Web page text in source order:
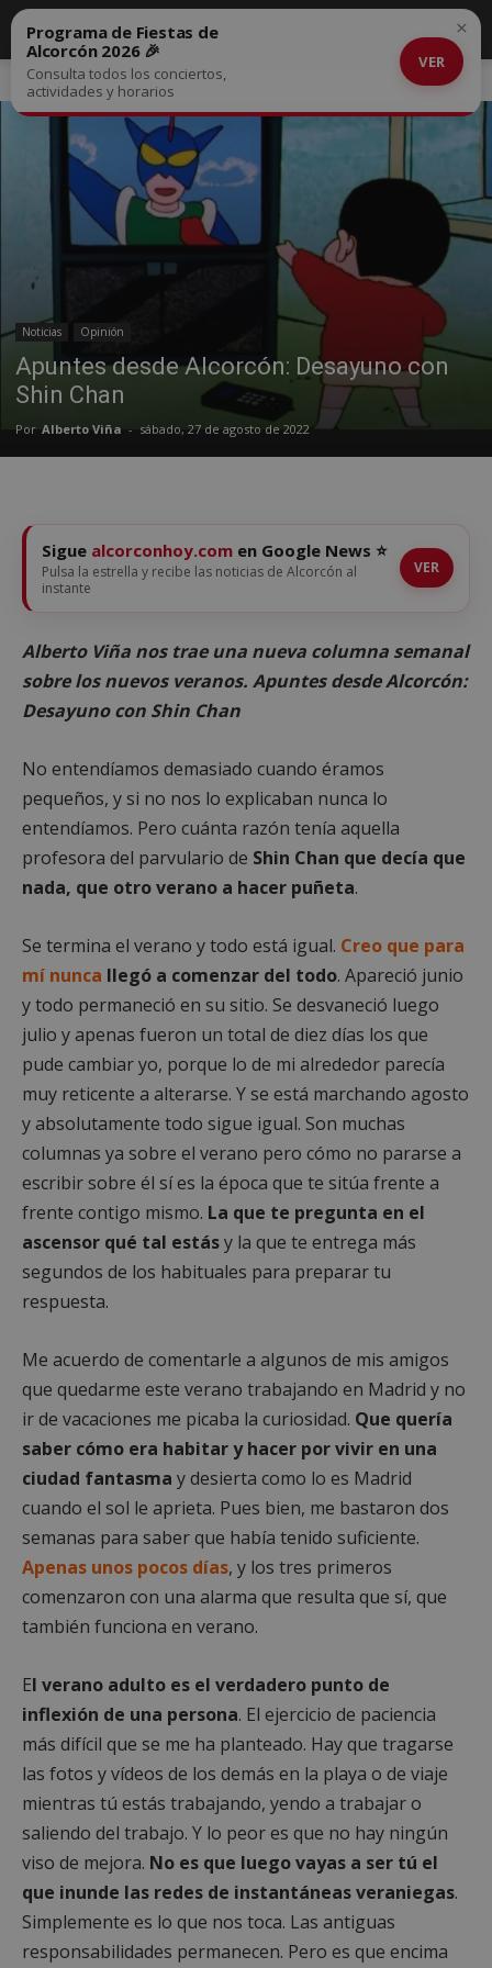
Inicio Noticias
Noticias Opinión
Apuntes desde Alcorcón: Desayuno con
Shin Chan
Por Alberto Viña - sábado, 27 de agosto de 2022
Programa de Fiestas de
Alcorcón 2026 🎉
Consulta todos los conciertos,
actividades y horarios
VER
×
Sigue alcorconhoy.com en Google News ⭐
Pulsa la estrella y recibe las noticias de Alcorcón al
instante
VER
Alberto Viña nos trae una nueva columna semanal
sobre los nuevos veranos. Apuntes desde Alcorcón:
Desayuno con Shin Chan
No entendíamos demasiado cuando éramos
pequeños, y si no nos lo explicaban nunca lo
entendíamos. Pero cuánta razón tenía aquella
profesora del parvulario de Shin Chan que decía que
nada, que otro verano a hacer puñeta.
Se termina el verano y todo está igual. Creo que para
mí nunca llegó a comenzar del todo. Apareció junio
y todo permaneció en su sitio. Se desvaneció luego
julio y apenas fueron un total de diez días los que
pude cambiar yo, porque lo de mi alrededor parecía
muy reticente a alterarse. Y se está marchando agosto
y absolutamente todo sigue igual. Son muchas
columnas ya sobre el verano pero cómo no pararse a
escribir sobre él sí es la época que te sitúa frente a
frente contigo mismo. La que te pregunta en el
ascensor qué tal estásy la que te entrega más
segundos de los habituales para preparar tu
respuesta.
Me acuerdo de comentarle a algunos de mis amigos
que quedarme este verano trabajando en Madrid y no
ir de vacaciones me picaba la curiosidad. Que quería
saber cómo era habitar y hacer por vivir en una
ciudad fantasma y desierta como lo es Madrid
cuando el sol le aprieta. Pues bien, me bastaron dos
semanas para saber que había tenido suficiente.
Apenas unos pocos días, y los tres primeros
comenzaron con una alarma que resulta que sí, que
también funciona en verano.
El verano adulto es el verdadero punto de
inflexión de una persona. El ejercicio de paciencia
más difícil que se me ha planteado. Hay que tragarse
las fotos y vídeos de los demás en la playa o de viaje
mientras tú estás trabajando, yendo a trabajar o
saliendo del trabajo. Y lo peor es que no hay ningún
viso de mejora. No es que luego vayas a ser tú el
que inunde las redes de instantáneas veraniegas.
Simplemente es lo que nos toca. Las antiguas
responsabilidades permanecen. Pero es que encima